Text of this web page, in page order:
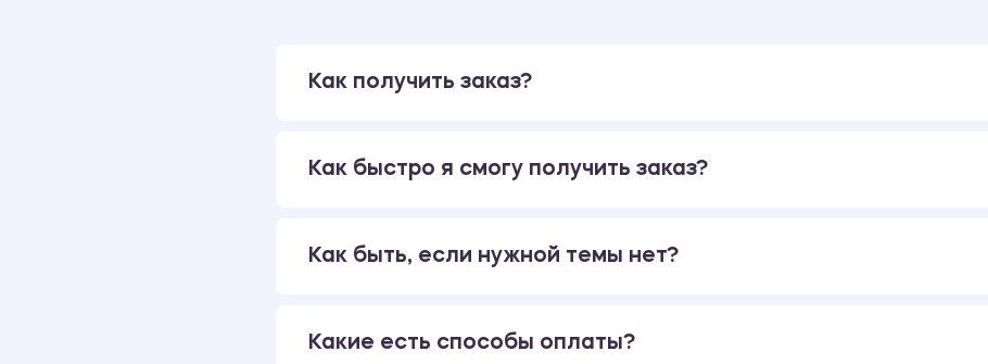
Как получить заказ?
Как быстро я смогу получить заказ?
Как быть, если нужной темы нет?
Какие есть способы оплаты?